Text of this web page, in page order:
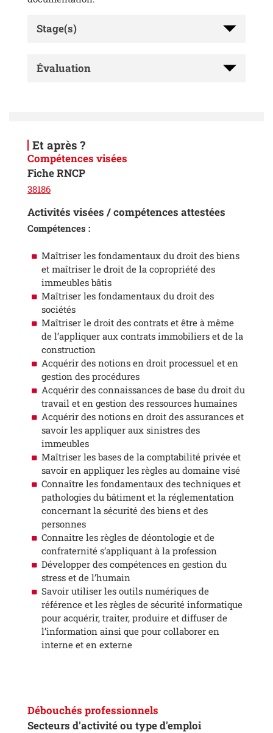
Stage(s)
Évaluation
Et après ?
Compétences visées
Fiche RNCP
38186
Activités visées / compétences attestées
Compétences :
Maîtriser les fondamentaux du droit des biens
et maîtriser le droit de la copropriété des
immeubles bâtis
Maîtriser les fondamentaux du droit des
sociétés
Maîtriser le droit des contrats et être à même
de l’appliquer aux contrats immobiliers et de la
construction
Acquérir des notions en droit processuel et en
gestion des procédures
Acquérir des connaissances de base du droit du
travail et en gestion des ressources humaines
Acquérir des notions en droit des assurances et
savoir les appliquer aux sinistres des
immeubles
Maîtriser les bases de la comptabilité privée et
savoir en appliquer les règles au domaine visé
Connaître les fondamentaux des techniques et
pathologies du bâtiment et la réglementation
concernant la sécurité des biens et des
personnes
Connaitre les règles de déontologie et de
confraternité s’appliquant à la profession
Développer des compétences en gestion du
stress et de l’humain
Savoir utiliser les outils numériques de
référence et les règles de sécurité informatique
pour acquérir, traiter, produire et diffuser de
l’information ainsi que pour collaborer en
interne et en externe
Débouchés professionnels
Secteurs d'activité ou type d'emploi